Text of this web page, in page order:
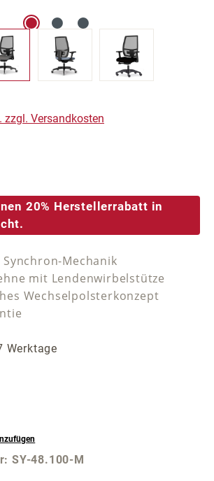
zzgl. Versandkosten
Bewertung von 5 von 5 Sternen
20% Herstellerrabatt in
Mechanik
mit Lendenwirbelstütze
Wechselpolsterkonzept
Werktage
SY-48.100-M